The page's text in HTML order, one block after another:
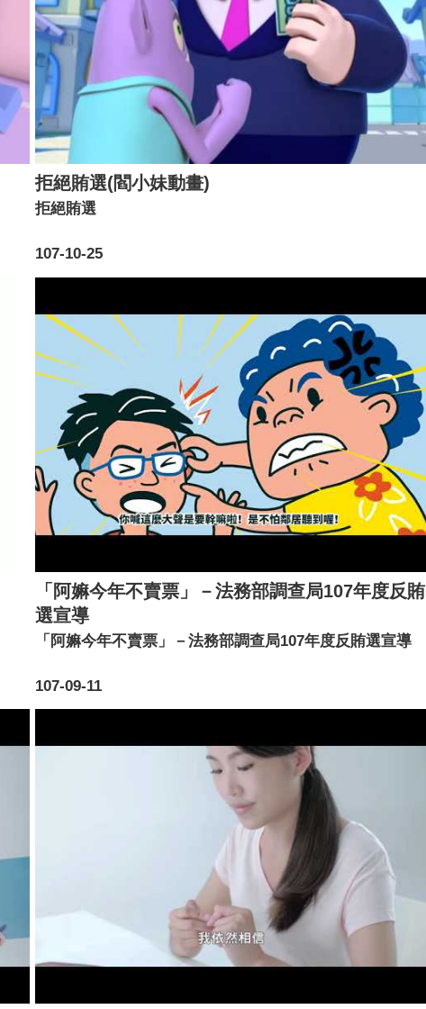
拒絕賄選(閻小妹動畫)
107-10-25
拒絕賄選
「阿嫲今年不賣票」－法務部調查局107年度反賄
選宣導
107-09-11
「阿嫲今年不賣票」－法務部調查局107年度反賄選宣導